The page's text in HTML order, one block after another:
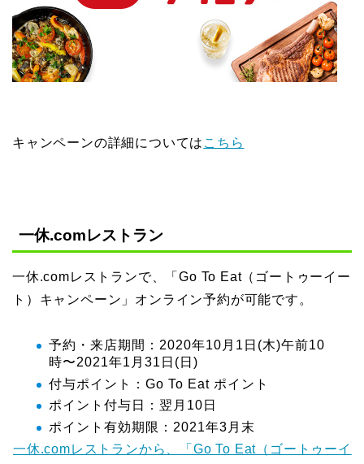
キャンペーンの詳細については こちら
一休.comレストラン
一休.comレストランで、「Go To Eat（ゴートゥーイー
ト）キャンペーン」オンライン予約が可能です。
予約・来店期間：2020年10月1日(木)午前10
時〜2021年1月31日(日)
付与ポイント：Go To Eat ポイント
ポイント付与日：翌月10日
ポイント有効期限：2021年3月末
一休.comレストランから、「Go To Eat（ゴートゥーイ